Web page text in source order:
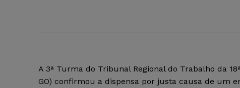
A 3ª Turma do Tribunal Regional do Trabalho da
GO) confirmou a dispensa por justa causa de um